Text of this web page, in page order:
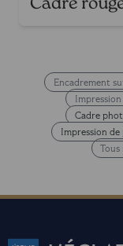
Encadrement
Cadre
Impression
Tous